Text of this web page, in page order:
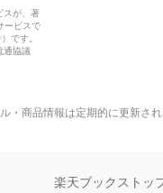
スが、著
ービスで
です。
通協議
・商品情報は定期的に更新さ
楽天ブックストッ